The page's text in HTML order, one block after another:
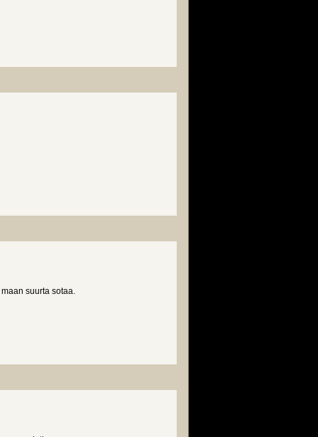
suurta sotaa.